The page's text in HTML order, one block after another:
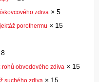
zdiva × 5
porothermu × 15
8
rohů obvodového zdiva × 15
suchého zdiva × 15